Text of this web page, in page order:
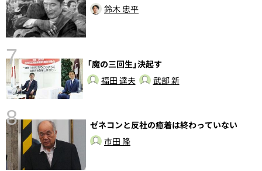
鈴木 忠平
7
「魔の三回生」決起す
福田 達夫
武部 新
8
ゼネコンと反社の癒着は終わっていない
市田 隆